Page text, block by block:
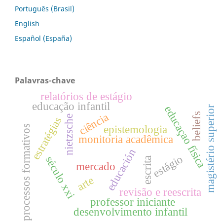
Português (Brasil)
English
Español (España)
Palavras-chave
arte
mercadoeducación
nietzsche monitoria acadêmica
escrita
revisão e reescrita
ciênciaepistemologia
estratégias
século xxi
professor iniciante
educaçao física
desenvolvimento infantil
educação infantil
estágio magistério superior
relatórios de estágio
processos formativos beliefs